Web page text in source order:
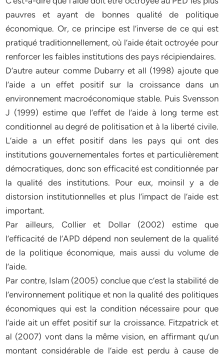
pauvres et ayant de bonnes qualité de politique
économique. Or, ce principe est l’inverse de ce qui est
pratiqué traditionnellement, où l’aide était octroyée pour
renforcer les faibles institutions des pays récipiendaires.
D’autre auteur comme Dubarry et all (1998) ajoute que
l’aide a un effet positif sur la croissance dans un
environnement macroéconomique stable. Puis Svensson
J (1999) estime que l’effet de l’aide à long terme est
conditionnel au degré de politisation et à la liberté civile.
L’aide a un effet positif dans les pays qui ont des
institutions gouvernementales fortes et particulièrement
démocratiques, donc son efficacité est conditionnée par
la qualité des institutions. Pour eux, moinsil y a de
distorsion institutionnelles et plus l’impact de l’aide est
important.
Par ailleurs, Collier et Dollar (2002) estime que
l’efficacité de l’APD dépend non seulement de la qualité
de la politique économique, mais aussi du volume de
l’aide.
Par contre, Islam (2005) conclue que c’est la stabilité de
l’environnement politique et non la qualité des politiques
économiques qui est la condition nécessaire pour que
l’aide ait un effet positif sur la croissance. Fitzpatrick et
al (2007) vont dans la même vision, en affirmant qu’un
montant considérable de l’aide est perdu à cause de